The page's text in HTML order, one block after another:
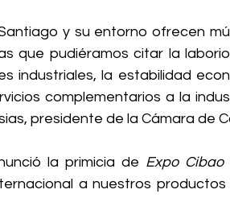
y su entorno ofrecen
que pudiéramos citar la
industriales, la estabilidad
complementarios a la
presidente de la Cámara de
la primicia de Expo Cibao
a nuestros